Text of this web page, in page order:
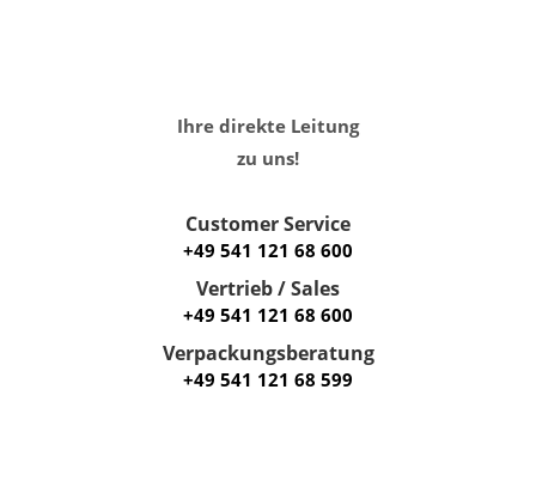
Ihre direkte Leitung
zu uns!
Customer Service
+49 541 121 68 600
Vertrieb / Sales
+49 541 121 68 600
Verpackungsberatung
+49 541 121 68 599